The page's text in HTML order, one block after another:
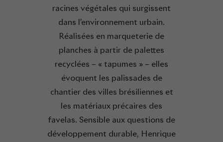
racines végétales qui surgissent
dans l’environnement urbain.
Réalisées en marqueterie de
planches à partir de palettes
recyclées – « tapumes » – elles
évoquent les palissades de
chantier des villes brésiliennes et
les matériaux précaires des
favelas. Sensible aux questions de
développement durable, Henrique